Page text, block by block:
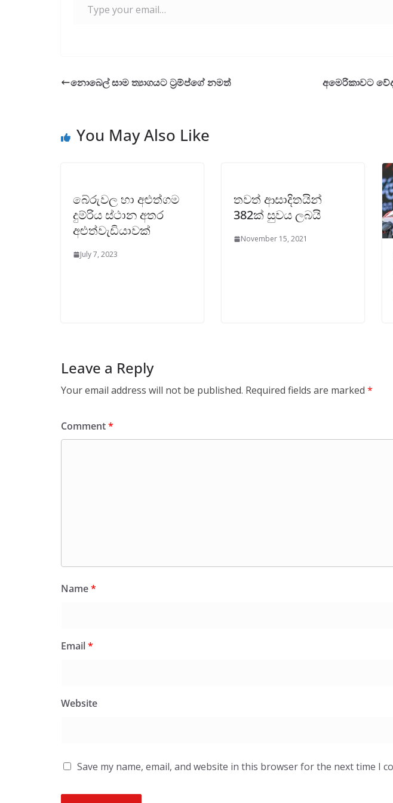
නොබෙල් සාම ත්‍යාගයට ට්‍රම්ප්ගේ නමත්
අමෙරිකාවට
You May Also Like
බේරුවල හා අළුත්ගම
දුම්රිය ස්ථාන අතර
අළුත්වැඩියාවක්
July 7, 2023
තවත් ආසාදිතයින්
382ක් සුවය ලබයි
November 15, 2021
Leave a Reply
Your email address will not be published. Required fields are marked *
Comment*
Name*
Email*
Website
Save my name, email, and website in this browser for the next time I